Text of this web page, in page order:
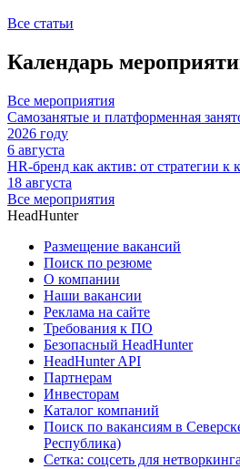
Все статьи
Календарь
Все мероприятия
Самозанятые и платформенная
2026 году
6 августа
HR-бренд как актив: от стратегии к
18 августа
Все мероприятия
HeadHunter
Размещение вакансий
Поиск по резюме
О компании
Наши вакансии
Реклама на сайте
Требования к ПО
Безопасный HeadHunter
HeadHunter API
Партнерам
Инвесторам
Каталог компаний
Поиск по вакансиям в
Республика)
Сетка: соцсеть для нетворкинга